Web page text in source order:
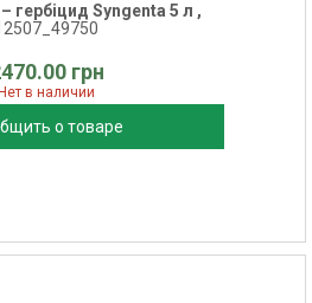
гербіцид Syngenta 5 л ,
грн
Нет в наличии
о товаре